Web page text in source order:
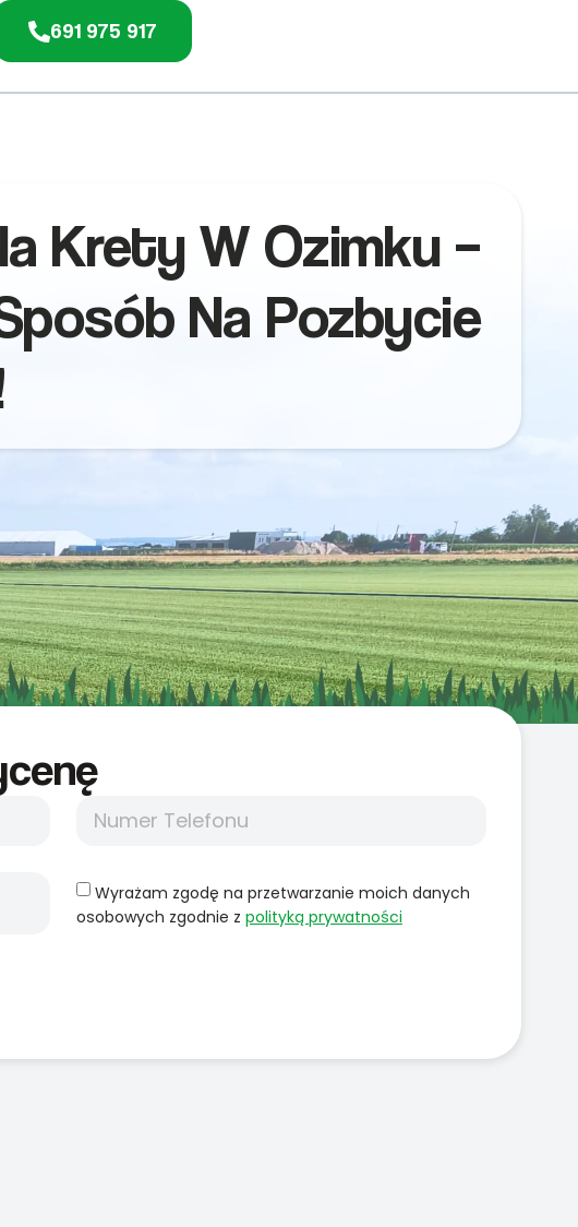
691 975 917
Krety W Ozimku –
Na Pozbycie
Wyrażam zgodę na przetwarzanie moich danych
osobowych zgodnie z polityką prywatności